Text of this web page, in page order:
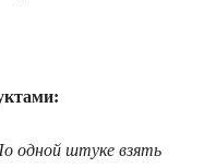
одной штуке взять